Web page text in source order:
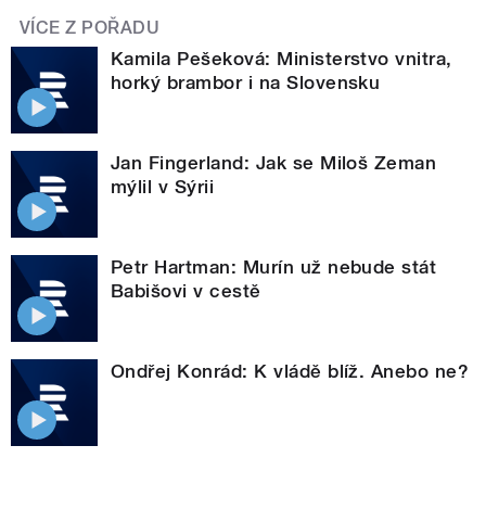
VÍCE Z POŘADU
Kamila Pešeková: Ministerstvo vnitra,
horký brambor i na Slovensku
Jan Fingerland: Jak se Miloš Zeman
mýlil v Sýrii
Petr Hartman: Murín už nebude stát
Babišovi v cestě
Ondřej Konrád: K vládě blíž. Anebo ne?